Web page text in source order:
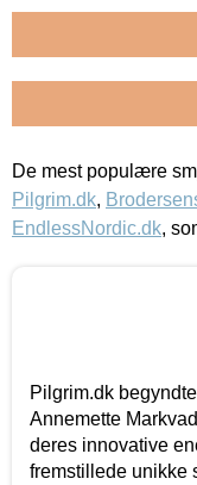
De mest populære
Pilgrim.dk,
EndlessNordic.dk,
Pilgrim.dk
Annemette
deres innovative
fremstillede unikke